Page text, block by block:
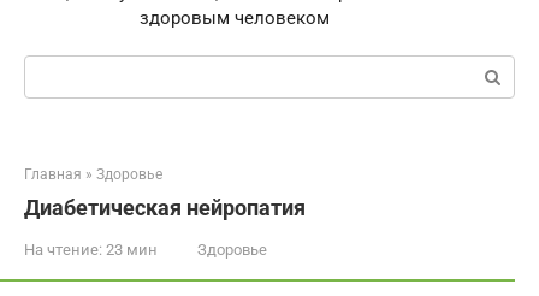
здоровым человеком
Поиск:
Главная » Здоровье
Диабетическая нейропатия
На чтение: 23 мин Здоровье